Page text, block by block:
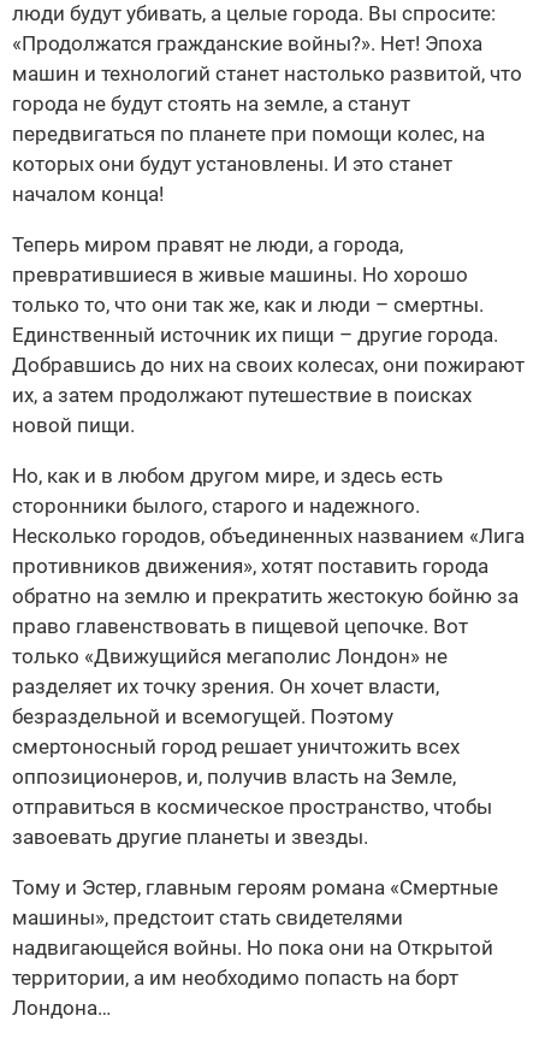
люди будут убивать, а целые города. Вы спросите:
«Продолжатся гражданские войны?». Нет! Эпоха
машин и технологий станет настолько развитой, что
города не будут стоять на земле, а станут
передвигаться по планете при помощи колес, на
которых они будут установлены. И это станет
началом конца!
Теперь миром правят не люди, а города,
превратившиеся в живые машины. Но хорошо
только то, что они так же, как и люди – смертны.
Единственный источник их пищи – другие города.
Добравшись до них на своих колесах, они пожирают
их, а затем продолжают путешествие в поисках
новой пищи.
Но, как и в любом другом мире, и здесь есть
сторонники былого, старого и надежного.
Несколько городов, объединенных названием «Лига
противников движения», хотят поставить города
обратно на землю и прекратить жестокую бойню за
право главенствовать в пищевой цепочке. Вот
только «Движущийся мегаполис Лондон» не
разделяет их точку зрения. Он хочет власти,
безраздельной и всемогущей. Поэтому
смертоносный город решает уничтожить всех
оппозиционеров, и, получив власть на Земле,
отправиться в космическое пространство, чтобы
завоевать другие планеты и звезды.
Тому и Эстер, главным героям романа «Смертные
машины», предстоит стать свидетелями
надвигающейся войны. Но пока они на Открытой
территории, а им необходимо попасть на борт
Лондона…